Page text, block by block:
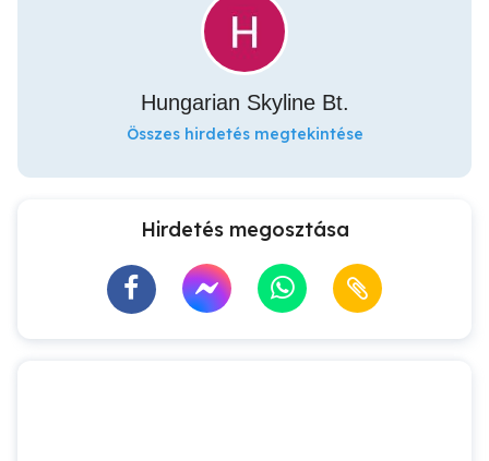
Hungarian Skyline Bt.
Összes hirdetés megtekintése
Hirdetés megosztása